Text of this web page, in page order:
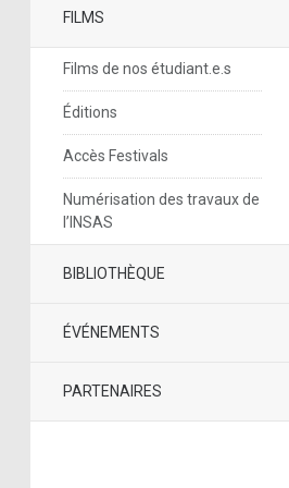
FILMS
Films de nos étudiant.e.s
Éditions
Accès Festivals
Numérisation des travaux de
l’INSAS
BIBLIOTHÈQUE
ÉVÉNEMENTS
PARTENAIRES